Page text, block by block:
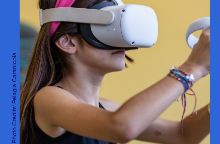
Photo Credits: Pelagia Caranicola